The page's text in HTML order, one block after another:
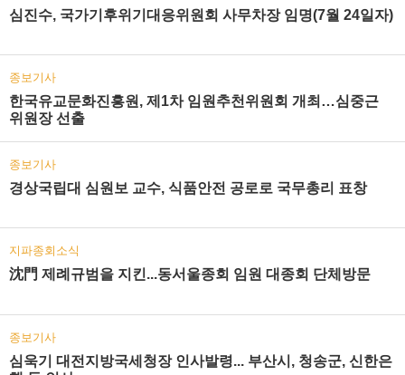
심진수, 국가기후위기대응위원회 사무차장 임명(7월 24일자)
종보기사
한국유교문화진흥원, 제1차 임원추천위원회 개최…심중근
위원장 선출
종보기사
경상국립대 심원보 교수, 식품안전 공로로 국무총리 표창
지파종회소식
沈門 제례규범을 지킨...동서울종회 임원 대종회 단체방문
종보기사
심욱기 대전지방국세청장 인사발령... 부산시, 청송군, 신한은